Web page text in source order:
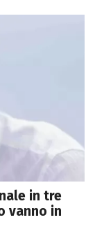
in tre
vanno in